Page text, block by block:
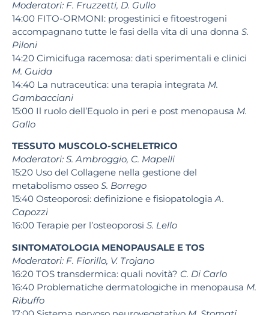
Moderatori: F. Fruzzetti, D. Gullo
14:00 FITO-ORMONI: progestinici e fitoestrogeni
accompagnano tutte le fasi della vita di una donna S.
Piloni
14:20 Cimicifuga racemosa: dati sperimentali e clinici
M. Guida
14:40 La nutraceutica: una terapia integrata M.
Gambacciani
15:00 Il ruolo dell’Equolo in peri e post menopausa M.
Gallo
TESSUTO MUSCOLO-SCHELETRICO
Moderatori: S. Ambroggio, C. Mapelli
15:20 Uso del Collagene nella gestione del
metabolismo osseo S. Borrego
15:40 Osteoporosi: definizione e fisiopatologiaA.
Capozzi
16:00 Terapie per l’osteoporosi S. Lello
SINTOMATOLOGIA MENOPAUSALE E TOS
Moderatori: F. Fiorillo, V. Trojano
16:20 TOS transdermica: quali novità? C. Di Carlo
16:40 Problematiche dermatologiche in menopausa M.
Ribuffo